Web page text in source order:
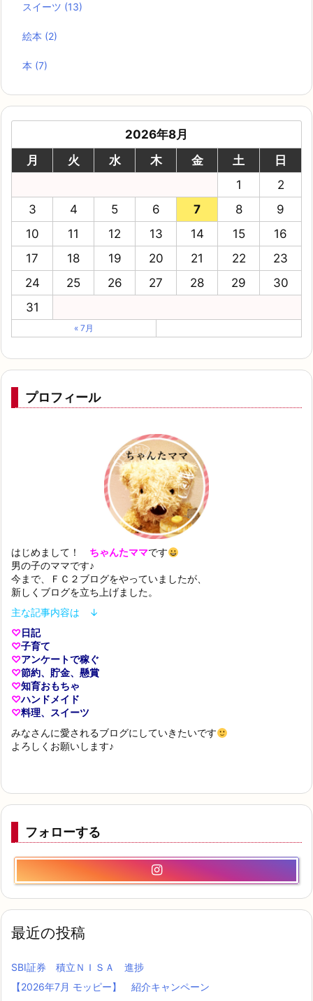
スイーツ (13)
絵本 (2)
本 (7)
2026年8月
月
火 水 木 金 土
日
1
2
3
4 5 6 7 8
9
10
11 12 13 14 15
16
17
18 19 20 21 22
23
24
25 26 27 28 29
30
31
« 7月
プロフィール
はじめまして！ ちゃんたママです
男の子のママです♪
今まで、ＦＣ２ブログをやっていましたが、
新しくブログを立ち上げました。
主な記事内容は ↓
♡日記
♡子育て
♡アンケートで稼ぐ
♡節約、貯金、懸賞
♡知育おもちゃ
♡ハンドメイド
♡料理、スイーツ
みなさんに愛されるブログにしていきたいです
よろしくお願いします♪
フォローする
最近の投稿
SBI証券 積立ＮＩＳＡ 進捗
【2026年7月 モッピー】 紹介キャンペーン